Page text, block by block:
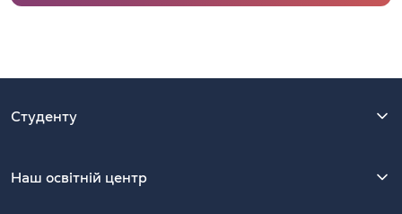
Студенту
Наш освітній центр